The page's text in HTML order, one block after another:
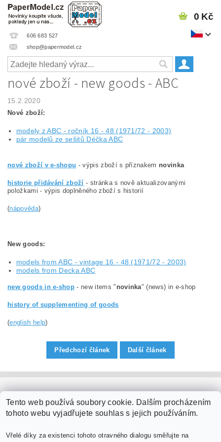
606 683 527
shop@papermodel.cz
0 Kč
nové zboží - new goods - ABC
15.2.2020
Nové zboží:
modely z ABC - ročník 16 - 48 (1971/72 - 2003)
pár modelů ze sešitů Déčka ABC
nové zboží v e-shopu - výpis zboží s příznakem novinka
historie přidávání zboží - stránka s nově aktualizovanými
položkami - výpis doplněného zboží s historií
(nápověda)
New goods:
models from ABC - vintage 16 - 48 (1971/72 - 2003)
models from Decka ABC
new goods in e-shop - new items " novinka" (news) in e-shop
history of supplementing of goods
(english help)
Předchozí článek Další článek
Tento web používá soubory cookie. Dalším procházením
tohoto webu vyjadřujete souhlas s jejich používáním.
Vřelé díky za existenci tohoto otravného dialogu směřujte na